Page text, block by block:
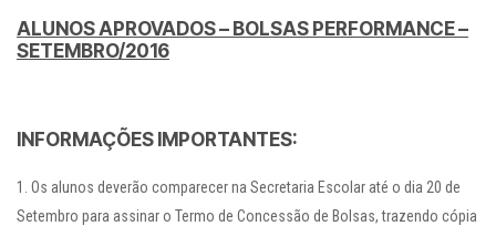
ALUNOS APROVADOS – BOLSAS PERFORMANCE –
SETEMBRO/2016
INFORMAÇÕES IMPORTANTES:
Os alunos deverão comparecer na Secretaria Escolar até o dia 20 de
Setembro para assinar o Termo de Concessão de Bolsas, trazendo cópia